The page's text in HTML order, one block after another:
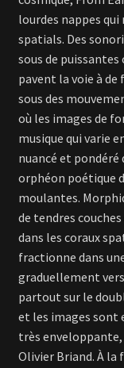
lourdes nappes qui
spatials. Des
sous de puissantes
pavent la voie à de
sous des
où les images de
musique qui varie
nuancé et pondéré
orphéon poétique
moulantes.
de tendres
dans les coraux
fractionne dans
graduellement
partout sur le
et les images sont
très enveloppante,
Olivier Briand. À